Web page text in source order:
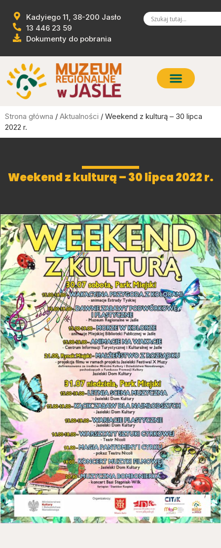
Kadyiego 11, 38-200 Jasło
13 446 23 59
Dokumenty do pobrania
Strona główna / Aktualności / Weekend z kulturą – 30 lipca
2022 r.
Weekend z kulturą – 30 lipca 2022 r.